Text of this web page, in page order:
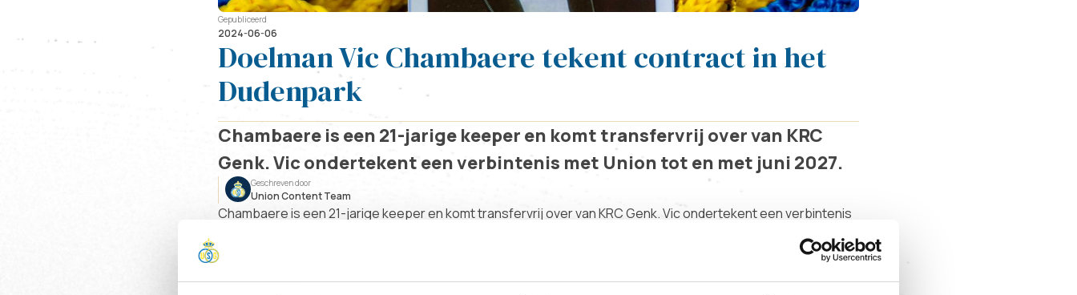
Gepubliceerd
2024-06-06
Doelman Vic Chambaere tekent contract in het
Dudenpark
Chambaere is een 21-jarige keeper en komt transfervrij over van KRC
Genk. Vic ondertekent een verbintenis met Union tot en met juni 2027.
Geschreven door
Union Content Team
Chambaere is een 21-jarige keeper en komt transfervrij over van KRC Genk. Vic ondertekent een verbintenis